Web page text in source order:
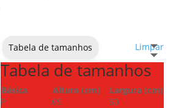
Limpar
Tabela de tamanhos
Tabela de tamanhos
Básica Altura (cm)
Largura (cm)
P
69
50